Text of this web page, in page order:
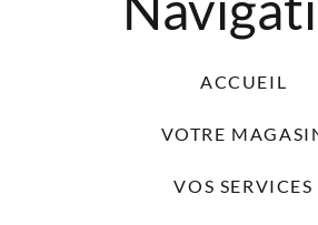
ACCUEIL
VOTRE
VOS SERVICES